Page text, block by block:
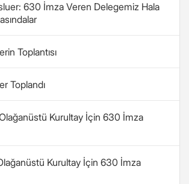
630 İmza Veren Delegemiz Hala
Toplantısı
Toplandı
Kurultay İçin 630 İmza
Kurultay İçin 630 İmza